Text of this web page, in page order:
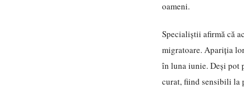
oameni.
Specialiștii afirmă că
migratoare. Apariția
în luna iunie. Deși pot
curat, fiind sensibili la